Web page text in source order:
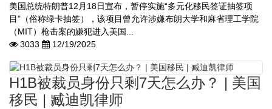
美国总统特朗普12月18日宣布，暂停实施“多元化移民签证抽签项
目”（俗称绿卡抽签），该项目曾允许涉嫌布朗大学和麻省理工学院
（MIT）枪击案的嫌犯进入美国...
3033
12/19/2025
H1B被裁员身份只剩7天怎么办？ | 美国
移民 | 臧迪凯律师